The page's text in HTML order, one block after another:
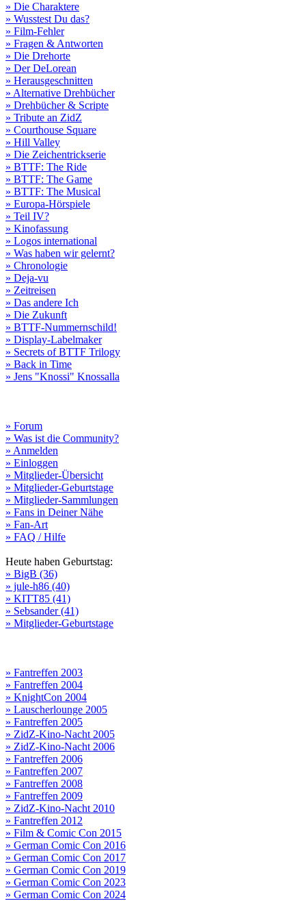
» Die Charaktere
» Wusstest Du das?
» Film-Fehler
» Fragen & Antworten
» Die Drehorte
» Der DeLorean
» Herausgeschnitten
» Alternative Drehbücher
» Drehbücher & Scripte
» Tribute an ZidZ
» Courthouse Square
» Hill Valley
» Die Zeichentrickserie
» BTTF: The Ride
» BTTF: The Game
» BTTF: The Musical
» Europa-Hörspiele
» Teil IV?
» Kinofassung
» Logos international
» Was haben wir gelernt?
» Chronologie
» Deja-vu
» Zeitreisen
» Das andere Ich
» Die Zukunft
» BTTF-Nummernschild!
» Display-Labelmaker
» Secrets of BTTF Trilogy
» Back in Time
» Jens "Knossi" Knossalla
» Forum
» Was ist die Community?
» Anmelden
» Einloggen
» Mitglieder-Übersicht
» Mitglieder-Geburtstage
» Mitglieder-Sammlungen
» Fans in Deiner Nähe
» Fan-Art
» FAQ / Hilfe
Heute haben Geburtstag:
» BigB (36)
» jule-h86 (40)
» KITT85 (41)
» Sebsander (41)
» Mitglieder-Geburtstage
» Fantreffen 2003
» Fantreffen 2004
» KnightCon 2004
» Lauscherlounge 2005
» Fantreffen 2005
» ZidZ-Kino-Nacht 2005
» ZidZ-Kino-Nacht 2006
» Fantreffen 2006
» Fantreffen 2007
» Fantreffen 2008
» Fantreffen 2009
» ZidZ-Kino-Nacht 2010
» Fantreffen 2012
» Film & Comic Con 2015
» German Comic Con 2016
» German Comic Con 2017
» German Comic Con 2019
» German Comic Con 2023
» German Comic Con 2024